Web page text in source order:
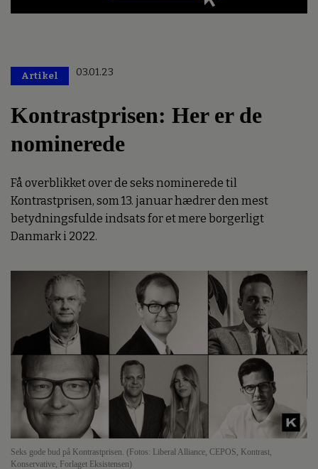
Artikel 03.01.23
Kontrastprisen: Her er de
nominerede
Få overblikket over de seks nominerede til
Kontrastprisen, som 13. januar hædrer den mest
betydningsfulde indsats for et mere borgerligt
Danmark i 2022.
Seks gode bud på Kontrastprisen. (Fotos: Liberal Alliance, CEPOS, Kontrast,
Konservative, Forlaget Eksistensen)